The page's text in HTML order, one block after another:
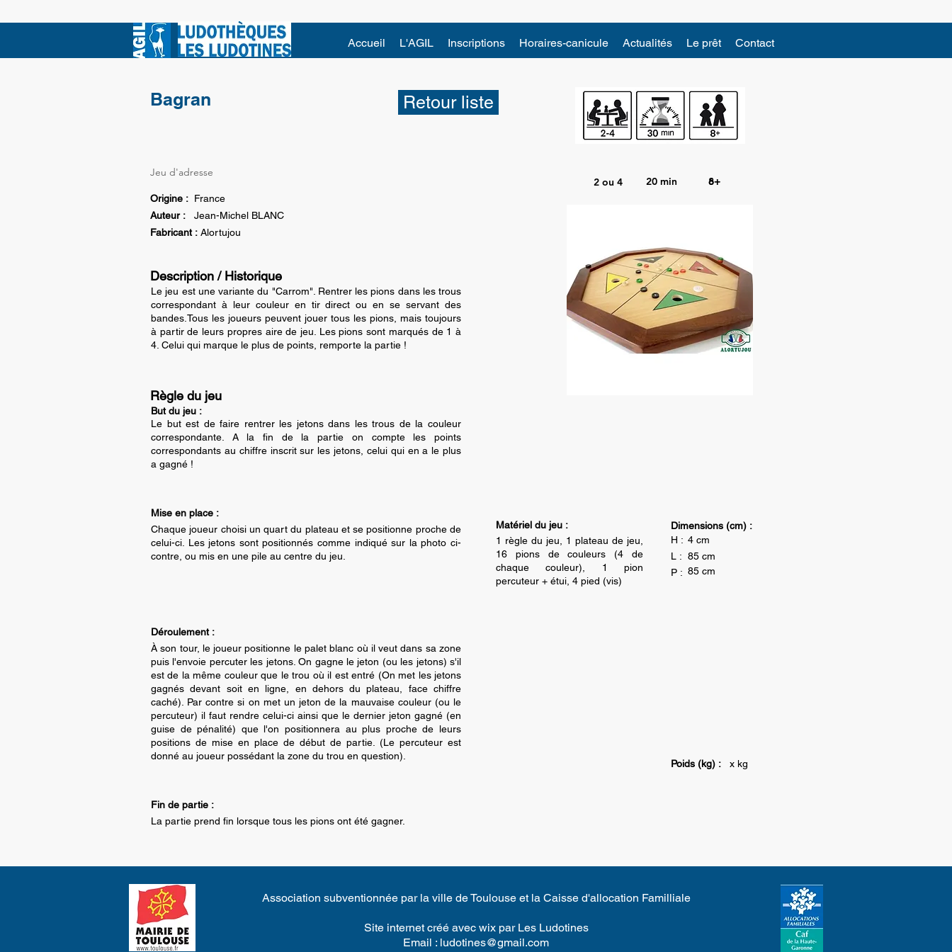
Accueil L'AGIL Inscriptions Horaires-canicule Actualités Le prêt Contact
Bagran Retour liste
Jeu d'adresse
Origine : France
Auteur :
Jean-Michel BLANC
Fabricant : Alortujou
Description / Historique
Le jeu est une variante du "Carrom". Rentrer les pions dans les trous
correspondant à leur couleur en tir direct ou en se servant des
bandes.Tous les joueurs peuvent jouer tous les pions, mais toujours
à partir de leurs propres aire de jeu. Les pions sont marqués de 1 à
4. Celui qui marque le plus de points, remporte la partie !
Règle du jeu
But du jeu :
Le but est de faire rentrer les jetons dans les trous de la couleur
correspondante. A la fin de la partie on compte les points
correspondants au chiffre inscrit sur les jetons, celui qui en a le plus
a gagné !
2 ou 4 20 min 6+
8+
Mise en place :
Chaque joueur choisi un quart du plateau et se positionne proche de
celui-ci. Les jetons sont positionnés comme indiqué sur la photo ci-
contre, ou mis en une pile au centre du jeu.
Déroulement :
À son tour, le joueur positionne le palet blanc où il veut dans sa zone
puis l'envoie percuter les jetons. On gagne le jeton (ou les jetons) s'il
est de la même couleur que le trou où il est entré (On met les jetons
gagnés devant soit en ligne, en dehors du plateau, face chiffre
caché). Par contre si on met un jeton de la mauvaise couleur (ou le
percuteur) il faut rendre celui-ci ainsi que le dernier jeton gagné (en
guise de pénalité) que l'on positionnera au plus proche de leurs
positions de mise en place de début de partie. (Le percuteur est
donné au joueur possédant la zone du trou en question).
Matériel du jeu :
1 règle du jeu, 1 plateau de jeu,
16 pions de couleurs (4 de
chaque couleur), 1 pion
percuteur + étui, 4 pied (vis)
Dimensions (cm) :
H : 4 cm
L : 85 cm
P : 85 cm
Poids (kg) : x kg
Fin de partie :
La partie prend fin lorsque tous les pions ont été gagner.
Association subventionnée par la ville de Toulouse et la Caisse d'allocation Familliale
Site internet créé avec wix par Les Ludotines
Email : ludotines@gmail.com